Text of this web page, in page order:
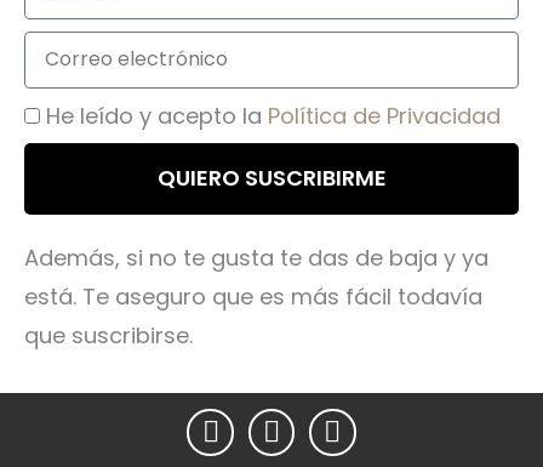
m
r
e
C
r
r
l
e
t
A
c
e
t
a
n
c
e
He leído y acepto la Política de Privacidad
QUIERO SUSCRIBIRME
Además, si no te gusta te das de baja y ya
está. Te aseguro que es más fácil todavía
que suscribirse.
T
e
I
n
Y
o